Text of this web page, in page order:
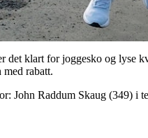
det klart for joggesko og lyse
med rabatt.
John Raddum Skaug (349) i